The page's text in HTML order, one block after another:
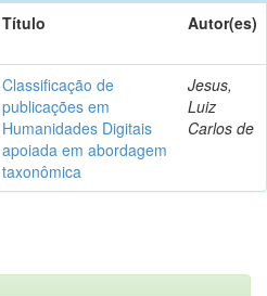
Título Autor(es)
Classificação de
publicações em
Humanidades Digitais
apoiada em abordagem
taxonômica
Jesus,
Luiz
Carlos de